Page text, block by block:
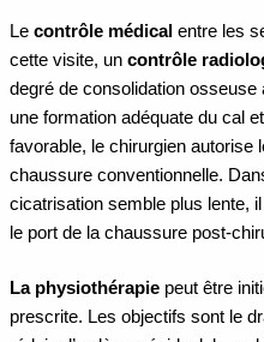
Le contrôle médical entre les
cette visite, un contrôle
degré de consolidation
une formation adéquate du cal
favorable, le chirurgien autorise
chaussure conventionnelle.
cicatrisation semble plus lente,
le port de la chaussure post-
La physiothérapie peut être
prescrite. Les objectifs sont le